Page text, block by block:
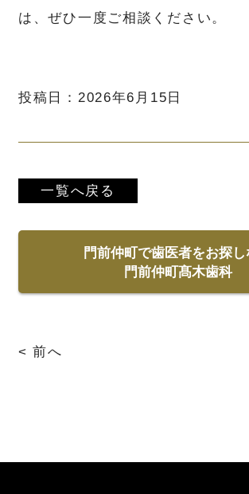
は、ぜひ一度ご相談ください。
投稿日：2026年6月15日
一覧へ戻る
門前仲町で歯医者をお探し
門前仲町髙木歯科
< 前へ